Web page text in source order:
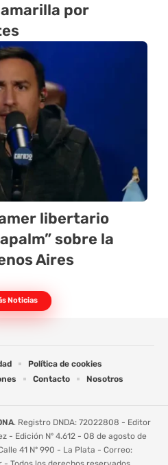
por
libertario
sobre la
Aires
Noticias
Política de cookies
Contacto Nosotros
. Registro DNDA: 72022808 - Editor
- Edición Nº 4.612 - 08 de agosto de
41 Nº 990 - La Plata - Correo: